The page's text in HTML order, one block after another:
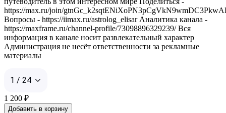
https://max.ru/join/
Вопросы - https://iimax.ru/astrolog_elisar Аналитика канала -
https://maxframe.ru/channel-profile/73098896329239/ Вся
информация в канале носит развлекательный характер
Администрация не несёт ответственности за рекламные
материалы
1 / 24
1 200 ₽
Добавить в корзину